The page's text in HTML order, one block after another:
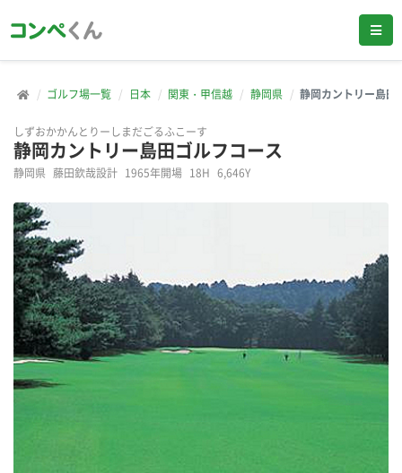
ゴルフ場一覧 日本 関東・甲信越 静岡県 静岡カントリー島田
しずおかかんとりーしまだごるふこーす
静岡カントリー島田ゴルフコース
静岡県 藤田欽哉設計 1965年開場 18H 6,646Y